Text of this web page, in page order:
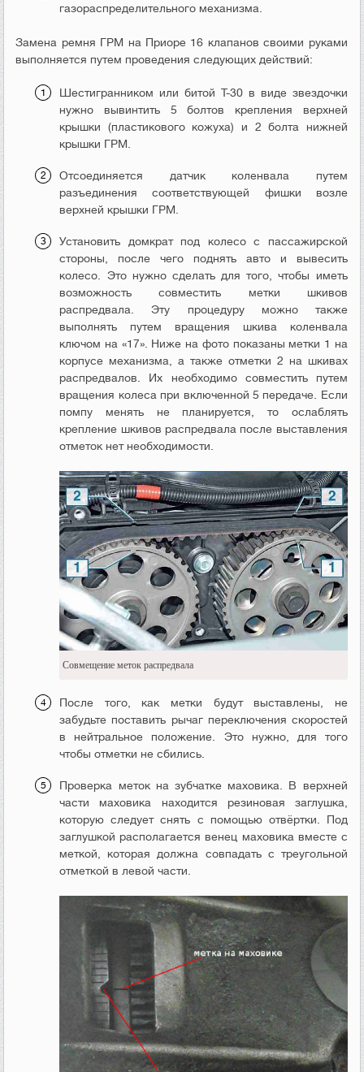
газораспределительного механизма.
Замена ремня ГРМ на Приоре 16 клапанов своими руками
выполняется путем проведения следующих действий:
Шестигранником или битой Т-30 в виде звездочки
нужно вывинтить 5 болтов крепления верхней
крышки (пластикового кожуха) и 2 болта нижней
крышки ГРМ.
Отсоединяется датчик коленвала путем
разъединения соответствующей фишки возле
верхней крышки ГРМ.
Установить домкрат под колесо с пассажирской
стороны, после чего поднять авто и вывесить
колесо. Это нужно сделать для того, чтобы иметь
возможность совместить метки шкивов
распредвала. Эту процедуру можно также
выполнять путем вращения шкива коленвала
ключом на «17». Ниже на фото показаны метки 1 на
корпусе механизма, а также отметки 2 на шкивах
распредвалов. Их необходимо совместить путем
вращения колеса при включенной 5 передаче. Если
помпу менять не планируется, то ослаблять
крепление шкивов распредвала после выставления
отметок нет необходимости.
Совмещение меток распредвала
После того, как метки будут выставлены, не
забудьте поставить рычаг переключения скоростей
в нейтральное положение. Это нужно, для того
чтобы отметки не сбились.
Проверка меток на зубчатке маховика. В верхней
части маховика находится резиновая заглушка,
которую следует снять с помощью отвёртки. Под
заглушкой располагается венец маховика вместе с
меткой, которая должна совпадать с треугольной
отметкой в левой части.